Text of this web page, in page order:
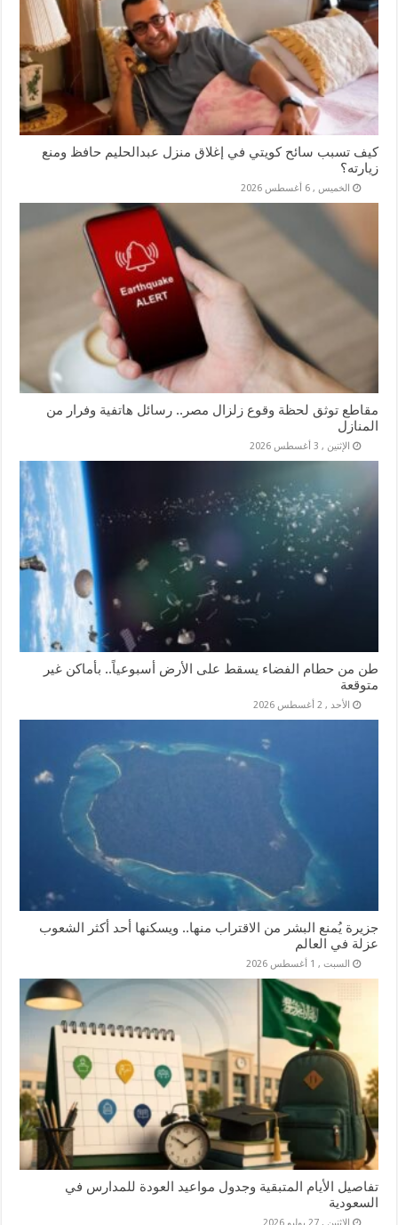
كيف تسبب سائح كويتي في إغلاق منزل عبدالحليم حافظ ومنع
زيارته؟
الخميس , 6 أغسطس 2026
مقاطع توثق لحظة وقوع زلزال مصر.. رسائل هاتفية وفرار من
المنازل
الإثنين , 3 أغسطس 2026
طن من حطام الفضاء يسقط على الأرض أسبوعياً.. بأماكن غير
متوقعة
الأحد , 2 أغسطس 2026
جزيرة يُمنع البشر من الاقتراب منها.. ويسكنها أحد أكثر الشعوب
عزلة في العالم
السبت , 1 أغسطس 2026
تفاصيل الأيام المتبقية وجدول مواعيد العودة للمدارس في
السعودية
الإثنين , 27 يوليو 2026